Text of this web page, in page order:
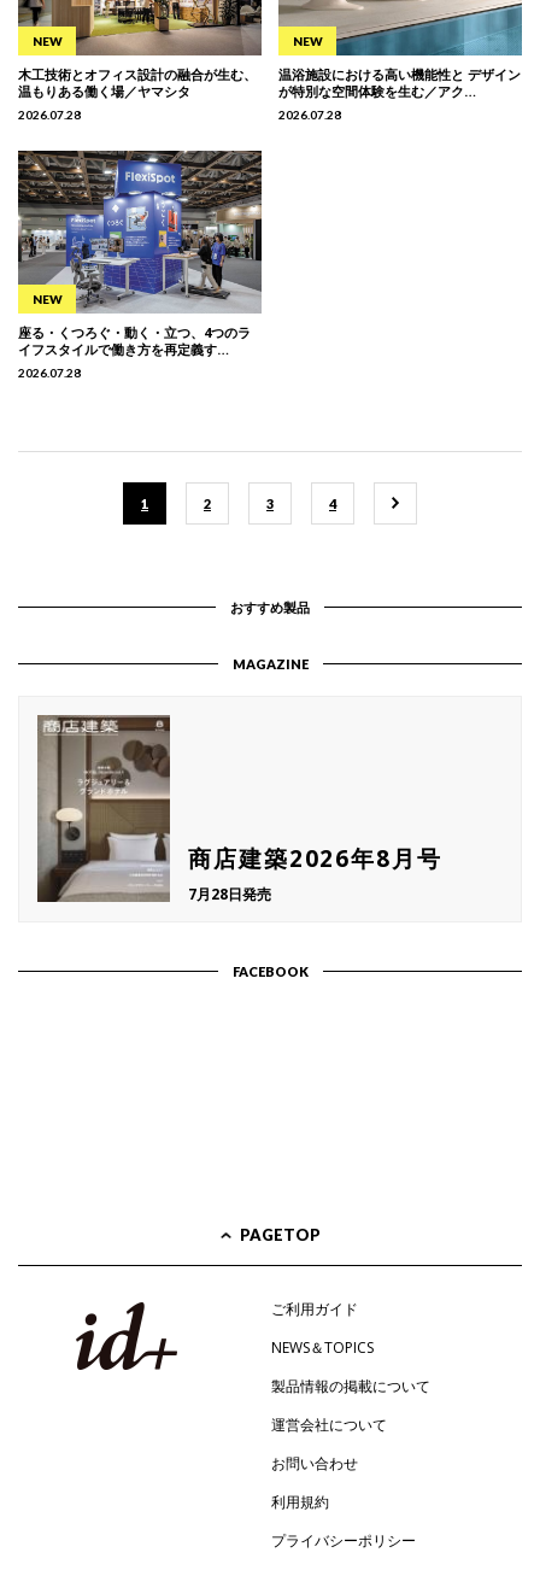
木工技術とオフィス設計の融合が生む、
温もりある働く場／ヤマシタ
2026.07.28
温浴施設における高い機能性と デザイン
が特別な空間体験を生む／アク…
2026.07.28
座る・くつろぐ・動く・立つ、4つのラ
イフスタイルで働き方を再定義す…
2026.07.28
1 2 3 4
おすすめ製品
MAGAZINE
商店建築2026年8月号
7月28日発売
FACEBOOK
PAGETOP
ご利用ガイド
NEWS＆TOPICS
製品情報の掲載について
運営会社について
お問い合わせ
利用規約
プライバシーポリシー